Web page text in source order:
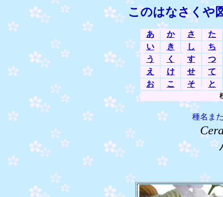
このはなさくや
あ か さ
た
い
き し
ち
う
く す
つ
え
け せ
て
お
こ そ と
種名ま